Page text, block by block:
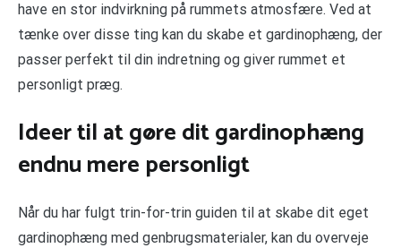
have en stor indvirkning på rummets atmosfære. Ved at
tænke over disse ting kan du skabe et gardinophæng, der
passer perfekt til din indretning og giver rummet et
personligt præg.
Ideer til at gøre dit gardinophæng
endnu mere personligt
Når du har fulgt trin-for-trin guiden til at skabe dit eget
gardinophæng med genbrugsmaterialer, kan du overveje